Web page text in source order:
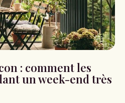
: comment les
un week-end très